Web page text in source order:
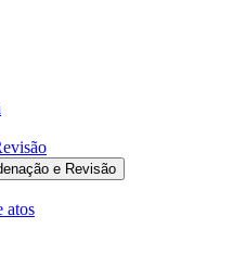
e Revisão
atos